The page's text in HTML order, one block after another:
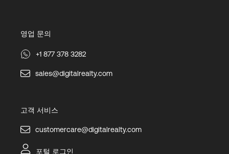
영업 문의
+1 877 378 3282
sales@digitalrealty.com
고객 서비스
customercare@digitalrealty.com
포털 로그인